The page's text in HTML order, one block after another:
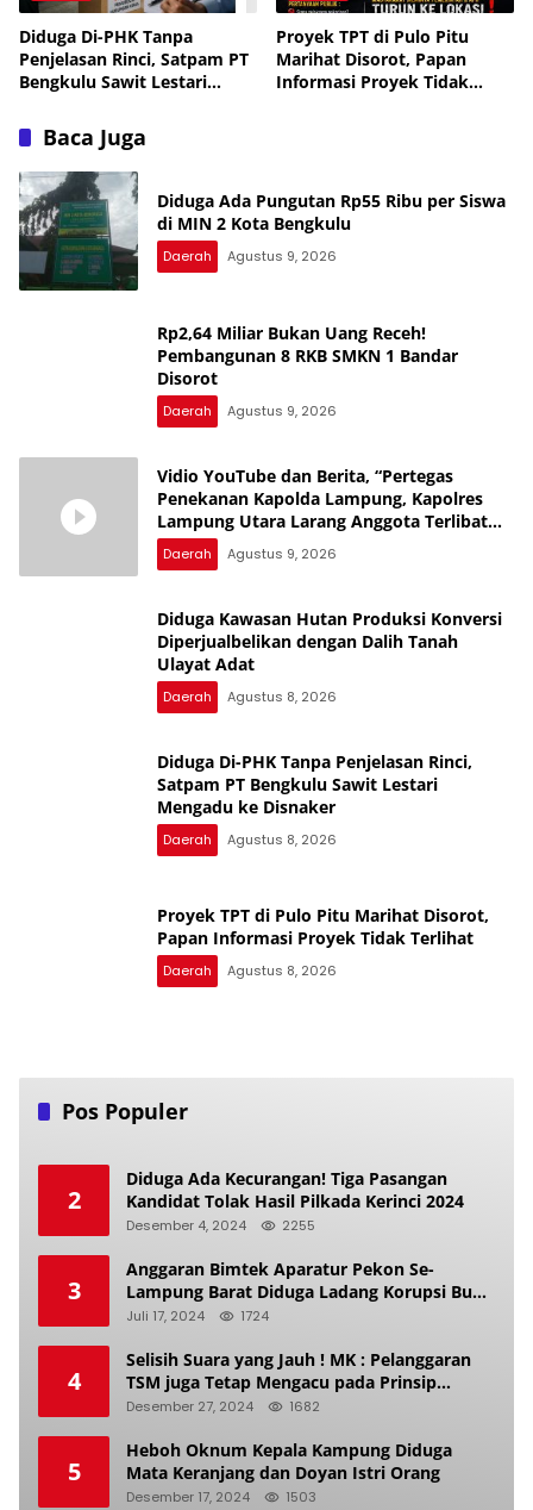
Diduga Di-PHK Tanpa
Penjelasan Rinci, Satpam PT
Bengkulu Sawit Lestari
Proyek TPT di Pulo Pitu
Marihat Disorot, Papan
Informasi Proyek Tidak
Baca Juga
Diduga Ada Pungutan Rp55 Ribu per Siswa
di MIN 2 Kota Bengkulu
Daerah Agustus 9, 2026
Rp2,64 Miliar Bukan Uang Receh!
Pembangunan 8 RKB SMKN 1 Bandar
Disorot
Daerah Agustus 9, 2026
Vidio YouTube dan Berita, “Pertegas
Penekanan Kapolda Lampung, Kapolres
Lampung Utara Larang Anggota Terlibat
Narkoba, Judol, KDRT dan Perselingkuhan”
Daerah Agustus 9, 2026
Diduga Kawasan Hutan Produksi Konversi
Diperjualbelikan dengan Dalih Tanah
Ulayat Adat
Daerah Agustus 8, 2026
Diduga Di-PHK Tanpa Penjelasan Rinci,
Satpam PT Bengkulu Sawit Lestari
Mengadu ke Disnaker
Daerah Agustus 8, 2026
Proyek TPT di Pulo Pitu Marihat Disorot,
Papan Informasi Proyek Tidak Terlihat
Daerah Agustus 8, 2026
Pos Populer
2
Diduga Ada Kecurangan! Tiga Pasangan
Kandidat Tolak Hasil Pilkada Kerinci 2024
Desember 4, 2024 2255
3
Anggaran Bimtek Aparatur Pekon Se-
Lampung Barat Diduga Ladang Korupsi Buat
Makan Anak Istri
Juli 17, 2024 1724
4
Selisih Suara yang Jauh ! MK : Pelanggaran
TSM juga Tetap Mengacu pada Prinsip
Keadilan Pemilu
Desember 27, 2024 1682
5
Heboh Oknum Kepala Kampung Diduga
Mata Keranjang dan Doyan Istri Orang
Desember 17, 2024 1503